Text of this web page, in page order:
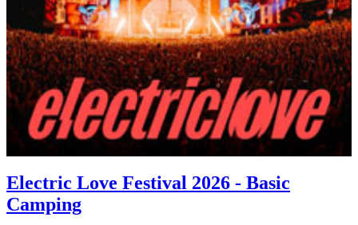
Electric Love Festival 2026 - Basic
Camping